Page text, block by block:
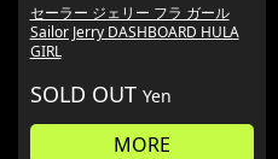
セーラー ジェリー フラ ガール
Sailor Jerry DASHBOARD HULA
GIRL
SOLD OUT Yen
MORE